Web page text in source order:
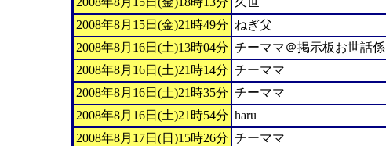
2008年8月15日(金)21時49分 ねぎ父
2008年8月16日(土)13時04分 チーママ＠掲示板お世話係
2008年8月16日(土)21時14分 チーママ
2008年8月16日(土)21時35分 チーママ
2008年8月16日(土)21時54分 haru
2008年8月17日(日)15時26分 チーママ